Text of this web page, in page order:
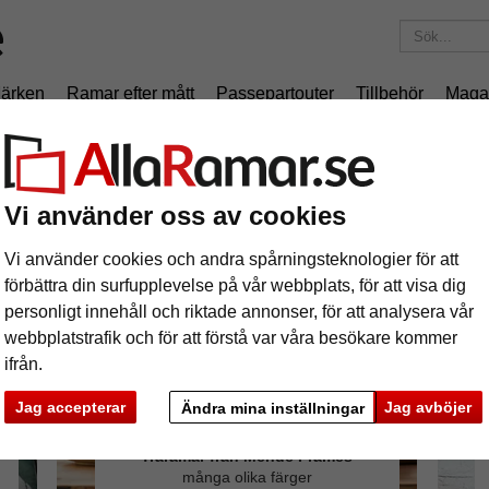
Vi använder oss av cookies
Vi använder cookies och andra spårningsteknologier för att
förbättra din surfupplevelse på vår webbplats, för att visa dig
personligt innehåll och riktade annonser, för att analysera vår
webbplatstrafik och för att förstå var våra besökare kommer
ifrån.
Jag accepterar Jag avböjer
Ändra mina inställningar
Ramar efter mått Passepartouter Tillbehör
Träramar från Mende Frames
många olika färger